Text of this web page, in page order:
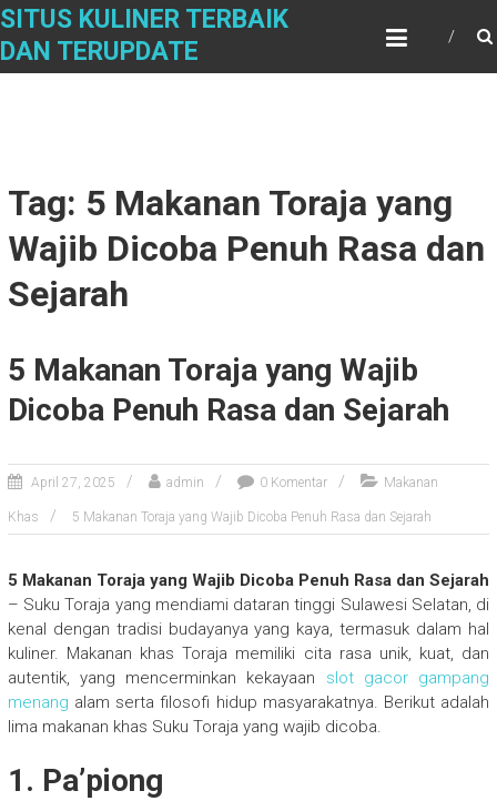
Skip
content
SITUS KULINER TERBAIK
DAN TERUPDATE
Tag: 5 Makanan Toraja yang
Wajib Dicoba Penuh Rasa dan
Sejarah
5 Makanan Toraja yang Wajib
Dicoba Penuh Rasa dan Sejarah
April 27, 2025 admin 0 Komentar Makanan
Khas 5 Makanan Toraja yang Wajib Dicoba Penuh Rasa dan Sejarah
5 Makanan Toraja yang Wajib Dicoba Penuh Rasa dan Sejarah
– Suku Toraja yang mendiami dataran tinggi Sulawesi Selatan, di
kenal dengan tradisi budayanya yang kaya, termasuk dalam hal
kuliner. Makanan khas Toraja memiliki cita rasa unik, kuat, dan
autentik, yang mencerminkan kekayaan slot gacor gampang
menang alam serta filosofi hidup masyarakatnya. Berikut adalah
lima makanan khas Suku Toraja yang wajib dicoba.
1. Pa’piong